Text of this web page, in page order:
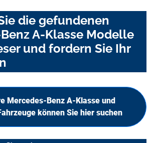
die gefundenen
A-Klasse Modelle
und fordern Sie Ihr
Mercedes-Benz A-Klasse und
können Sie hier suchen